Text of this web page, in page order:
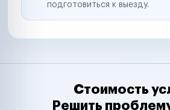
подготовиться к выезду.
Стоимость
Решить